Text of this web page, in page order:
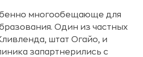
многообещающе для
Один из частных
штат Огайо, и
запартнерились с